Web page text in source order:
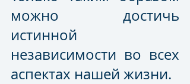
можно достичь
истинной
независимости во всех
аспектах нашей жизни.